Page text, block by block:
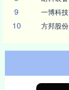
9 一博科技
10 方邦股份